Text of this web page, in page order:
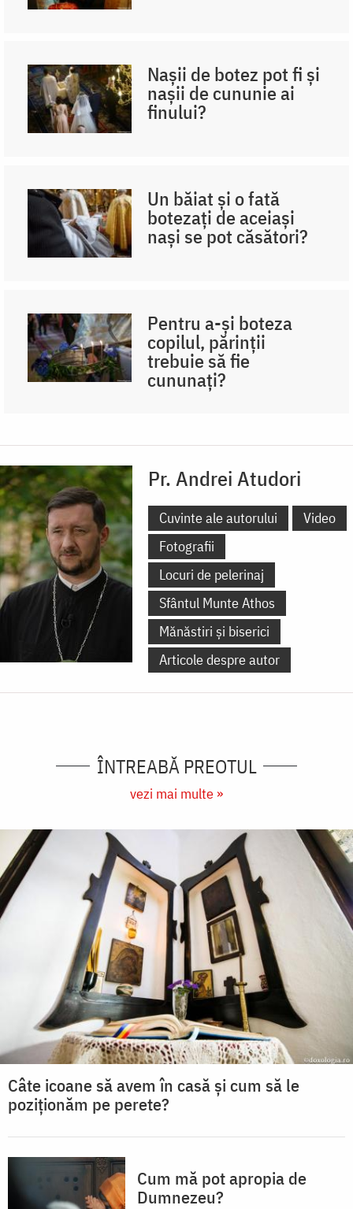
Nașii de botez pot fi și
nașii de cununie ai
finului?
Un băiat și o fată
botezați de aceiași
nași se pot căsători?
Pentru a-și boteza
copilul, părinții
trebuie să fie
cununați?
Pr. Andrei Atudori
Cuvinte ale autorului
Video
Fotografii
Locuri de pelerinaj
Sfântul Munte Athos
Mănăstiri și biserici
Articole despre autor
ÎNTREABĂ PREOTUL
vezi mai multe »
Câte icoane să avem în casă și cum să le
poziționăm pe perete?
Cum mă pot apropia de
Dumnezeu?